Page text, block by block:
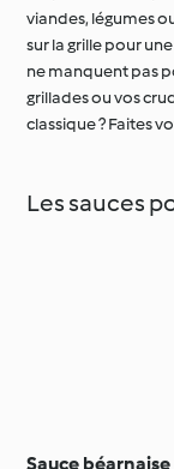
viandes, légumes
sur la grille pour
ne manquent pas
grillades ou vos
classique ? Faites
Les sauces
Sauce béarnaise